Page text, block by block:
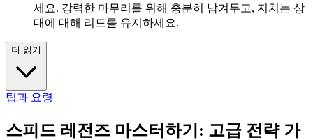
세요. 강력한 마무리를 위해 충분히 남겨두고, 지치는 상
대에 대해 리드를 유지하세요.
더 읽기
팁과 요령
스피드 레전즈 마스터하기: 고급 전략 가